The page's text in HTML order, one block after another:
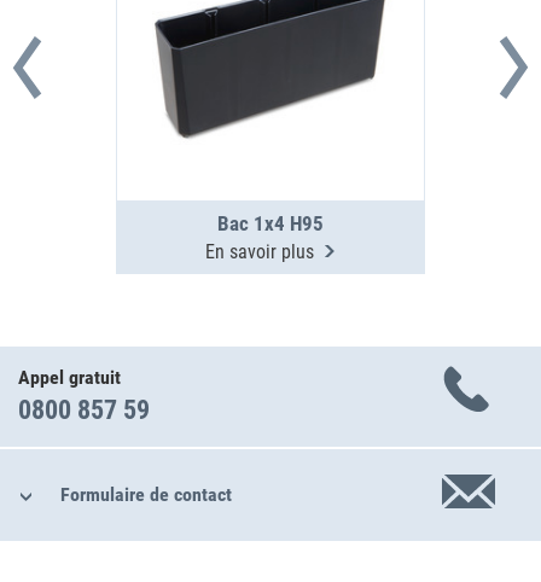
Bac 1x4 H95
En savoir plus
Appel gratuit
0800 857 59
Formulaire de contact